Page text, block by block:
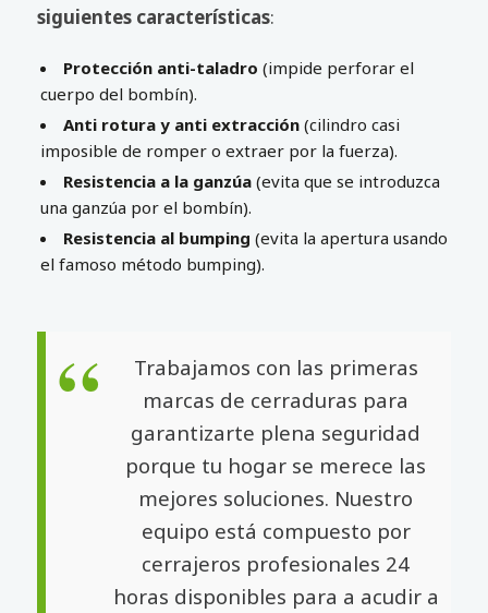
siguientes características:
Protección anti-taladro(impide perforar el
cuerpo del bombín).
Anti rotura y anti extracción (cilindro casi
imposible de romper o extraer por la fuerza).
Resistencia a la ganzúa (evita que se introduzca
una ganzúa por el bombín).
Resistencia al bumping (evita la apertura usando
el famoso método bumping).
Trabajamos con las primeras
marcas de cerraduras para
garantizarte plena seguridad
porque tu hogar se merece las
mejores soluciones. Nuestro
equipo está compuesto por
cerrajeros profesionales 24
horas disponibles para a acudir a